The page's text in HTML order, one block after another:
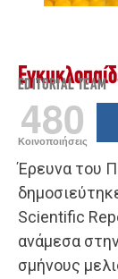
EDITORIAL TEAM
480
Κοινοποιήσεις
Έρευνα του
Scientific
ανάμεσα
σμήνους